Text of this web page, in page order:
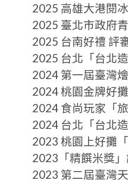
2025 高雄大港閱
2025 臺北市政府
2025 台南好禮 評
2025 台北「台北
2024 第一屆臺灣
2024 桃園金牌好
2024 食尚玩家「
2024 台北「台北
2023 桃園上好攤
2023「精饌米獎
2023 第二屆臺灣